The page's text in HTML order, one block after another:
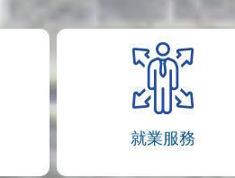
就業服務